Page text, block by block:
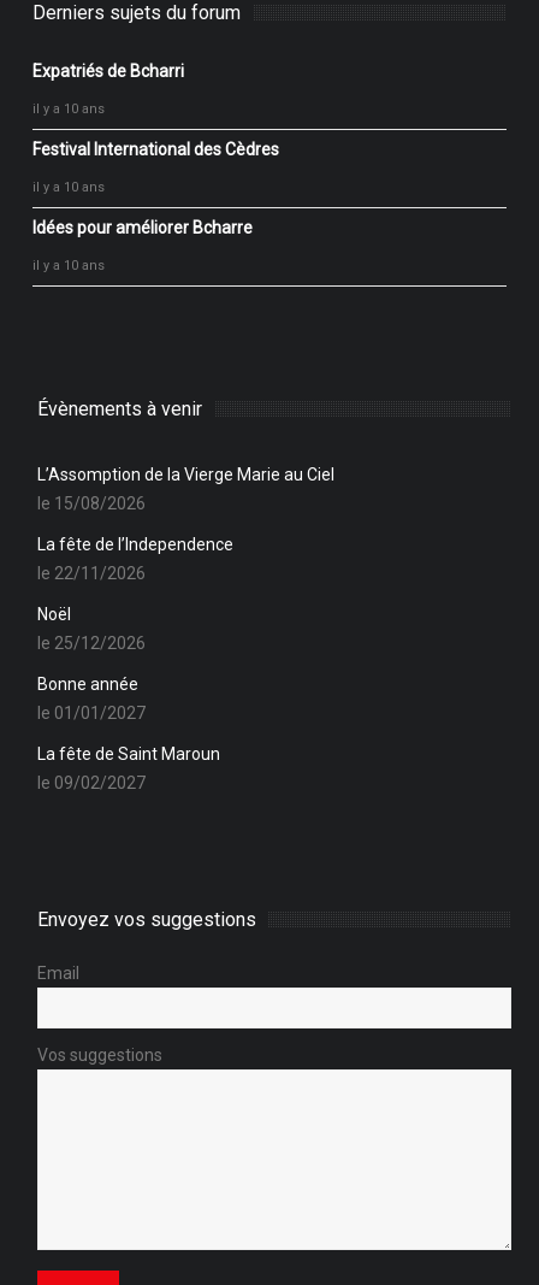
Derniers sujets du forum
Expatriés de Bcharri
il y a 10 ans
Festival International des Cèdres
il y a 10 ans
Idées pour améliorer Bcharre
il y a 10 ans
Évènements à venir
L’Assomption de la Vierge Marie au Ciel
le 15/08/2026
La fête de l’Independence
le 22/11/2026
Noël
le 25/12/2026
Bonne année
le 01/01/2027
La fête de Saint Maroun
le 09/02/2027
Envoyez vos suggestions
Email
Vos suggestions